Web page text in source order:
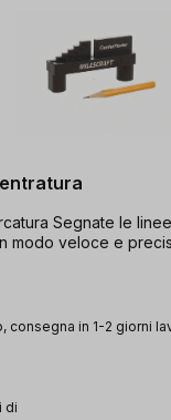
Segnate le
modo veloce e
consegna in 1-2 giorni
di